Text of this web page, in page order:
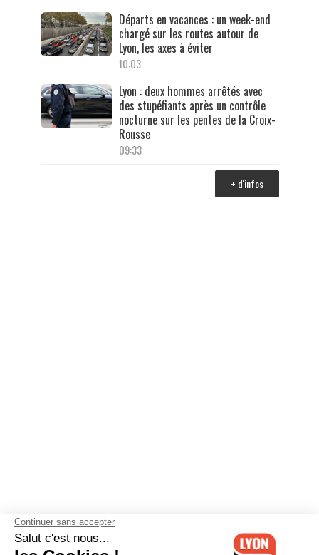
Départs en vacances : un week-end
chargé sur les routes autour de
Lyon, les axes à éviter
10:03
Lyon : deux hommes arrêtés avec
des stupéfiants après un contrôle
nocturne sur les pentes de la Croix-
Rousse
09:33
+ d'infos